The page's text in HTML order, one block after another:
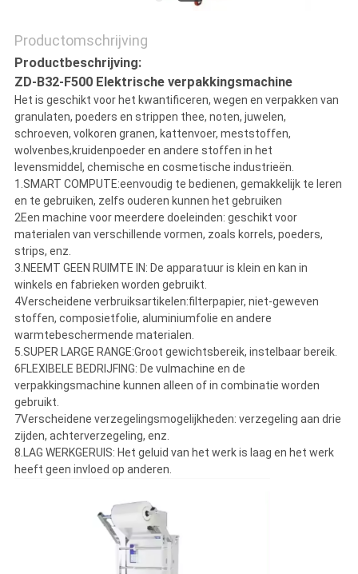
Productomschrijving
Productbeschrijving:
ZD-B32-F500 Elektrische verpakkingsmachine
Het is geschikt voor het kwantificeren, wegen en verpakken van
granulaten, poeders en strippen thee, noten, juwelen,
schroeven, volkoren granen, kattenvoer, meststoffen,
wolvenbes,kruidenpoeder en andere stoffen in het
levensmiddel, chemische en cosmetische industrieën.
1.SMART COMPUTE:eenvoudig te bedienen, gemakkelijk te leren
en te gebruiken, zelfs ouderen kunnen het gebruiken
2Een machine voor meerdere doeleinden: geschikt voor
materialen van verschillende vormen, zoals korrels, poeders,
strips, enz.
3.NEEMT GEEN RUIMTE IN: De apparatuur is klein en kan in
winkels en fabrieken worden gebruikt.
4Verscheidene verbruiksartikelen:filterpapier, niet-geweven
stoffen, composietfolie, aluminiumfolie en andere
warmtebeschermende materialen.
5.SUPER LARGE RANGE:Groot gewichtsbereik, instelbaar bereik.
6FLEXIBELE BEDRIJFING: De vulmachine en de
verpakkingsmachine kunnen alleen of in combinatie worden
gebruikt.
7Verscheidene verzegelingsmogelijkheden: verzegeling aan drie
zijden, achterverzegeling, enz.
8.LAG WERKGERUIS: Het geluid van het werk is laag en het werk
heeft geen invloed op anderen.